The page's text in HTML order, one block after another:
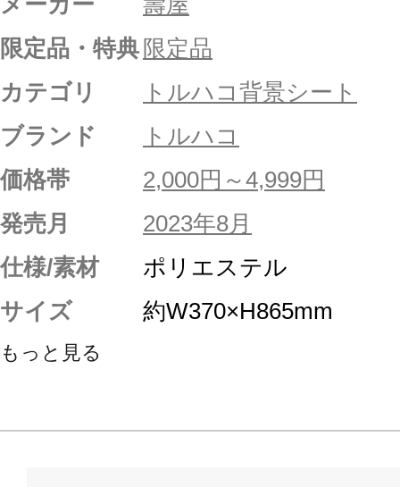
限定品・特典 限定品
カテゴリ
トルハコ背景シート
ブランド
トルハコ
価格帯
2,000円～4,999円
発売月
2023年8月
仕様/素材
ポリエステル
サイズ
約W370×H865mm
もっと見る